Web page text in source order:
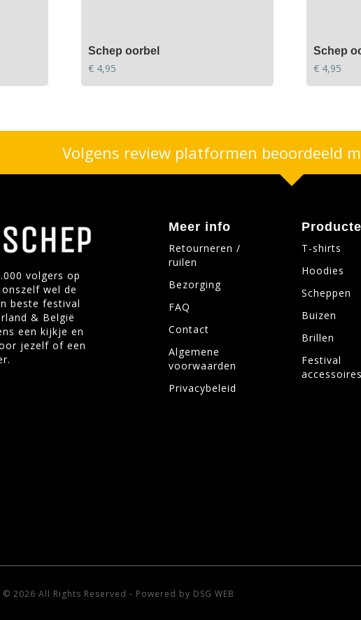
Schep oorbel
€4,95
Schep
€ 4,95
Volgens review platformen beoordeeld
volgers op
wel de
beste festival
& België
een kijkje en
jezelf of een
Meer info
Retourneren /
ruilen
Bezorging
FAQ
Contact
Algemene
voorwaarden
Privacybeleid
T-shirts
Hoodies
Scheppen
Buizen
Brillen
Festival
accessoires
© 2026 All Rights Reserved - Powered by DSG WEB